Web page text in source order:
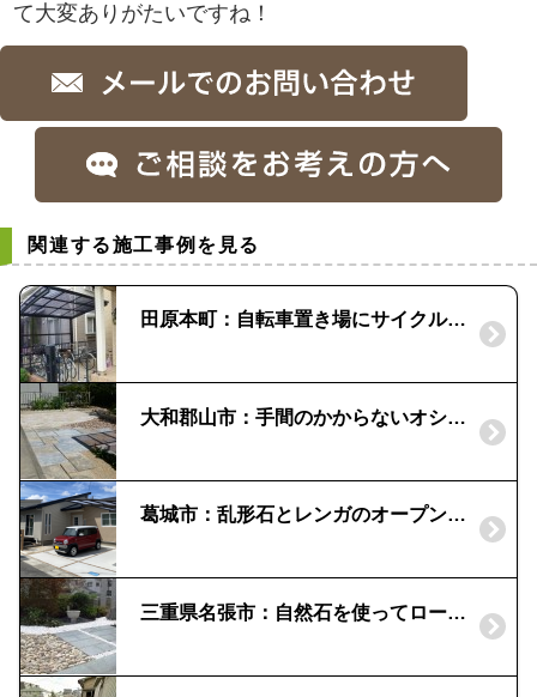
て大変ありがたいですね！
関連する施工事例を見る
田原本町：自転車置き場にサイクルポート
大和郡山市：手間のかからないオシャレな庭にリフォーム｜自然石の石貼りと平板敷で
葛城市：乱形石とレンガのオープン外構
三重県名張市：自然石を使ってローメンテナンスな和風モダンの庭